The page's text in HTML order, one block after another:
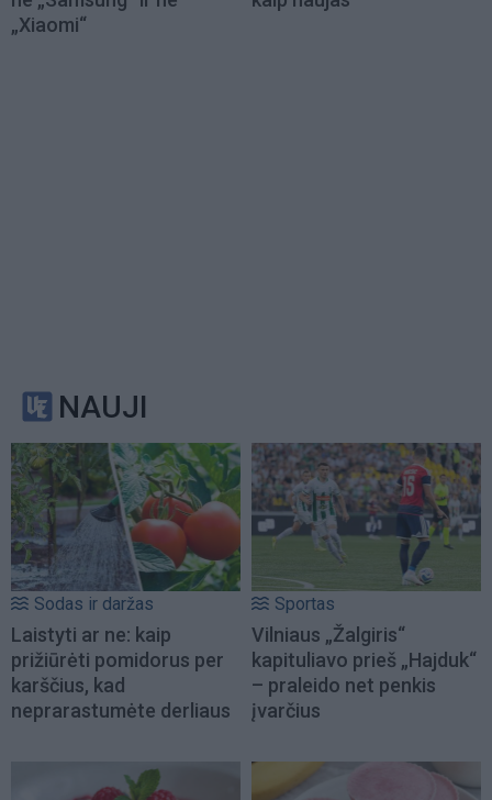
„Xiaomi“
NAUJI
Sodas ir daržas
Laistyti ar ne: kaip
prižiūrėti pomidorus per
karščius, kad
neprarastumėte derliaus
Sportas
Vilniaus „Žalgiris“
kapituliavo prieš „Hajduk“
– praleido net penkis
įvarčius